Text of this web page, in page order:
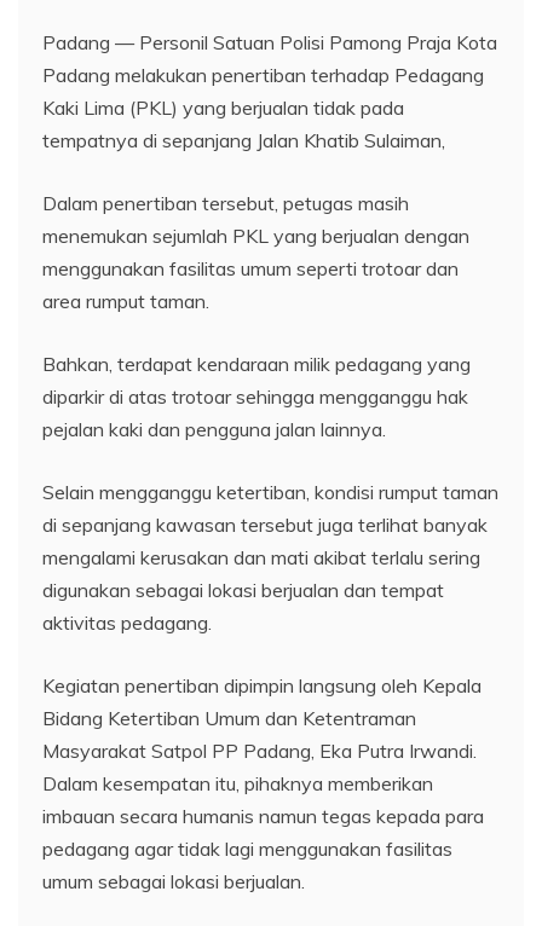
Padang — Personil Satuan Polisi Pamong Praja Kota
Padang melakukan penertiban terhadap Pedagang
Kaki Lima (PKL) yang berjualan tidak pada
tempatnya di sepanjang Jalan Khatib Sulaiman,
Dalam penertiban tersebut, petugas masih
menemukan sejumlah PKL yang berjualan dengan
menggunakan fasilitas umum seperti trotoar dan
area rumput taman.
Bahkan, terdapat kendaraan milik pedagang yang
diparkir di atas trotoar sehingga mengganggu hak
pejalan kaki dan pengguna jalan lainnya.
Selain mengganggu ketertiban, kondisi rumput taman
di sepanjang kawasan tersebut juga terlihat banyak
mengalami kerusakan dan mati akibat terlalu sering
digunakan sebagai lokasi berjualan dan tempat
aktivitas pedagang.
Kegiatan penertiban dipimpin langsung oleh Kepala
Bidang Ketertiban Umum dan Ketentraman
Masyarakat Satpol PP Padang, Eka Putra Irwandi.
Dalam kesempatan itu, pihaknya memberikan
imbauan secara humanis namun tegas kepada para
pedagang agar tidak lagi menggunakan fasilitas
umum sebagai lokasi berjualan.